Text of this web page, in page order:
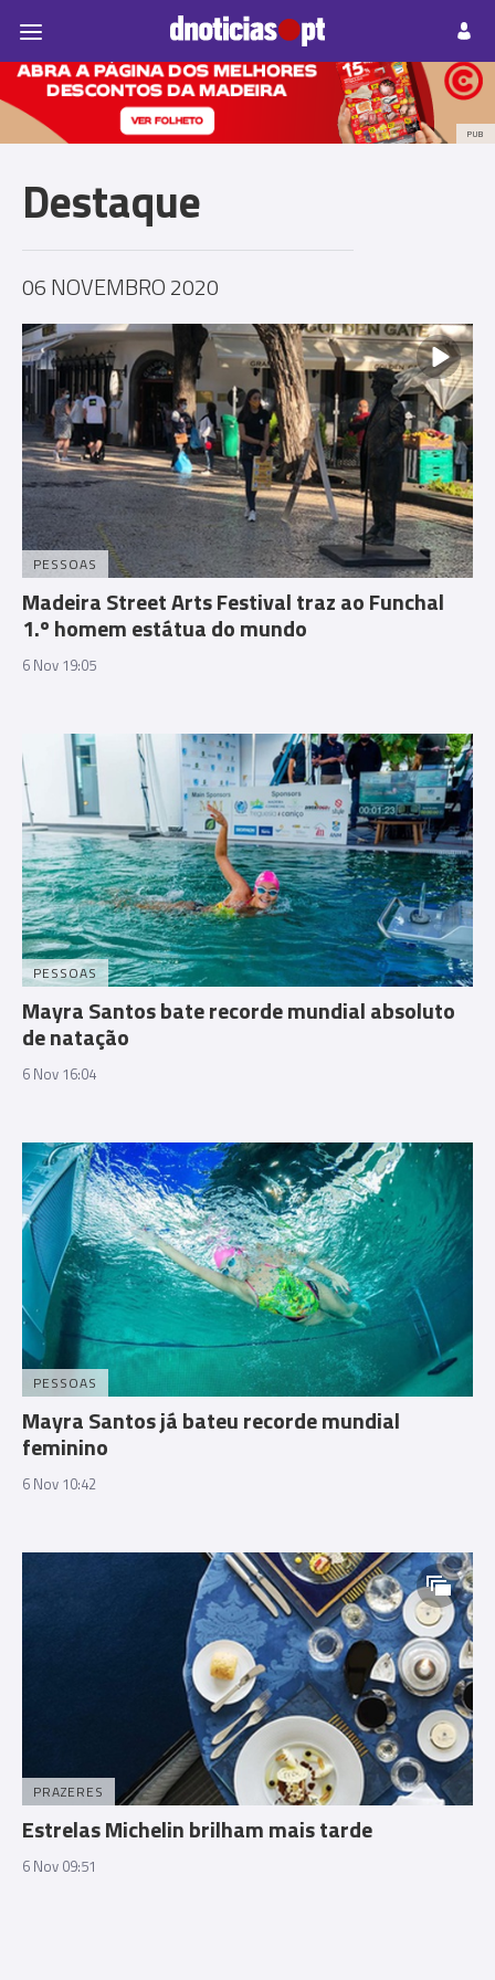
Prazeres Paisagens
PUB
Destaque
06 NOVEMBRO 2020
PESSOAS
Madeira Street Arts Festival traz ao Funchal
1.º homem estátua do mundo
6 Nov 19:05
PESSOAS
Mayra Santos bate recorde mundial absoluto
de natação
6 Nov 16:04
PESSOAS
Mayra Santos já bateu recorde mundial
feminino
6 Nov 10:42
PRAZERES
Estrelas Michelin brilham mais tarde
6 Nov 09:51